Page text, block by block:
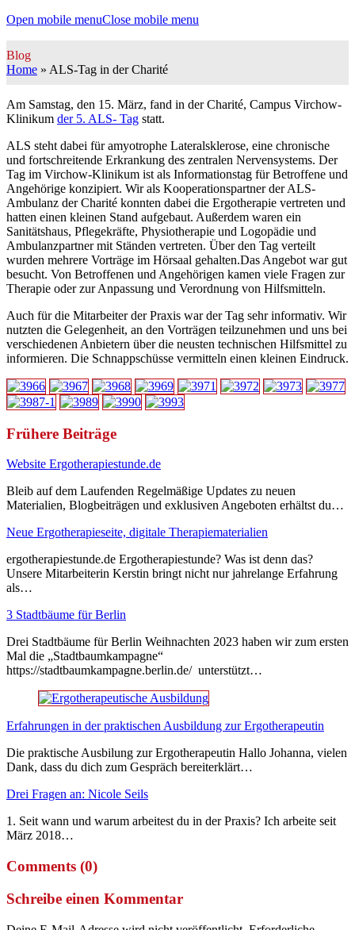
Open mobile menuClose mobile menu
Blog
Home » ALS-Tag in der Charité
Am Samstag, den 15. März, fand in der Charité, Campus Virchow-
Klinikum der 5. ALS- Tag statt.
ALS steht dabei für amyotrophe Lateralsklerose, eine chronische
und fortschreitende Erkrankung des zentralen Nervensystems. Der
Tag im Virchow-Klinikum ist als Informationstag für Betroffene und
Angehörige konzipiert. Wir als Kooperationspartner der ALS-
Ambulanz der Charité konnten dabei die Ergotherapie vertreten und
hatten einen kleinen Stand aufgebaut. Außerdem waren ein
Sanitätshaus, Pflegekräfte, Physiotherapie und Logopädie und
Ambulanzpartner mit Ständen vertreten. Über den Tag verteilt
wurden mehrere Vorträge im Hörsaal gehalten.Das Angebot war gut
besucht. Von Betroffenen und Angehörigen kamen viele Fragen zur
Therapie oder zur Anpassung und Verordnung von Hilfsmitteln.
Auch für die Mitarbeiter der Praxis war der Tag sehr informativ. Wir
nutzten die Gelegenheit, an den Vorträgen teilzunehmen und uns bei
verschiedenen Anbietern über die neusten technischen Hilfsmittel zu
informieren. Die Schnappschüsse vermitteln einen kleinen Eindruck.
Frühere Beiträge
Website Ergotherapiestunde.de
Bleib auf dem Laufenden Regelmäßige Updates zu neuen
Materialien, Blogbeiträgen und exklusiven Angeboten erhältst du…
Neue Ergotherapieseite, digitale Therapiematerialien
ergotherapiestunde.de Ergotherapiestunde? Was ist denn das?
Unsere Mitarbeiterin Kerstin bringt nicht nur jahrelange Erfahrung
als…
3 Stadtbäume für Berlin
Drei Stadtbäume für Berlin Weihnachten 2023 haben wir zum ersten
Mal die „Stadtbaumkampagne“
https://stadtbaumkampagne.berlin.de/ unterstützt…
Erfahrungen in der praktischen Ausbildung zur Ergotherapeutin
Die praktische Ausbilung zur Ergotherapeutin Hallo Johanna, vielen
Dank, dass du dich zum Gespräch bereiterklärt…
Drei Fragen an: Nicole Seils
1. Seit wann und warum arbeitest du in der Praxis? Ich arbeite seit
März 2018…
Comments (0)
Schreibe einen Kommentar